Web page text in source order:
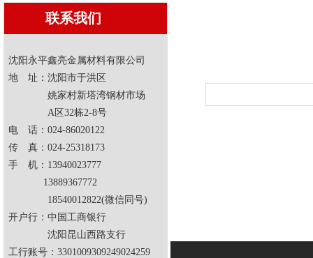
联系我们
沈阳永平鑫亮金属材料有限公司
地 址：沈阳市于洪区
姚家村新塔湾钢材市场
A区32栋2-8号
电 话：024-86020122
传 真：024-25318173
手 机：13940023777
13889367772
18540012822(微信同号)
开户行：中国工商银行
沈阳昆山西路支行
工行账号：3301009309249024259